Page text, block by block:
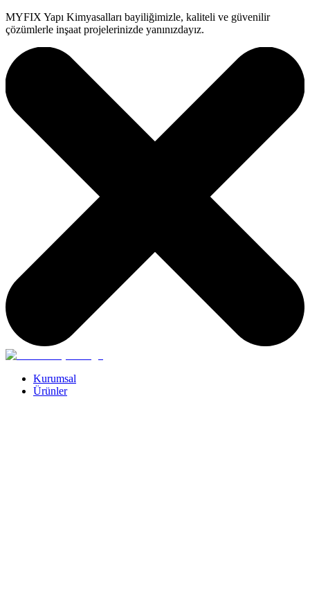
MYFIX Yapı Kimyasalları bayiliğimizle, kaliteli ve güvenilir
çözümlerle inşaat projelerinizde yanınızdayız.
Kurumsal
Ürünler